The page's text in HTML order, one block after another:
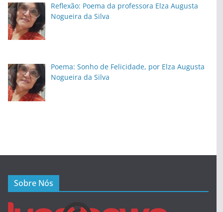
Reflexão: Poema da professora Elza Augusta
Nogueira da Silva
Poema: Sonho de Felicidade, por Elza Augusta
Nogueira da Silva
Sobre Nós